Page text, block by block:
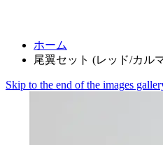
ホーム
尾翼セット (レッド/カル
Skip to the end of the images